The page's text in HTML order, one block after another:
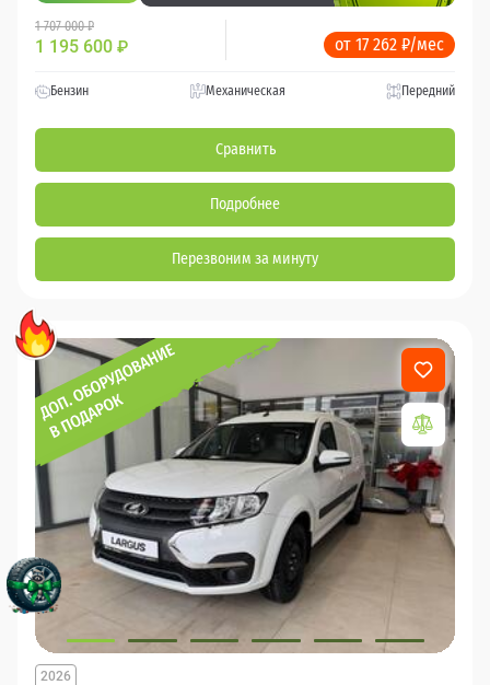
1 707 000 ₽
1 195 600 ₽ от 17 262 ₽/мес
Бензин Механическая Передний
Сравнить
Подробнее
Перезвоним за минуту
2026